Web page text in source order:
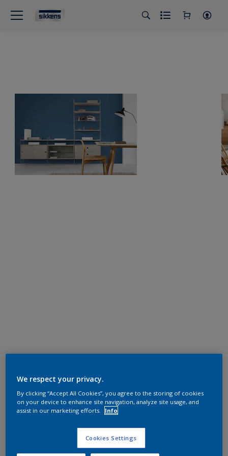
We respect your privacy.
By clicking “Accept All Cookies”, you agree to the storing of cookies
on your device to enhance site navigation, analyze site usage, and
assist in our marketing efforts.
Info
Cookies Settings